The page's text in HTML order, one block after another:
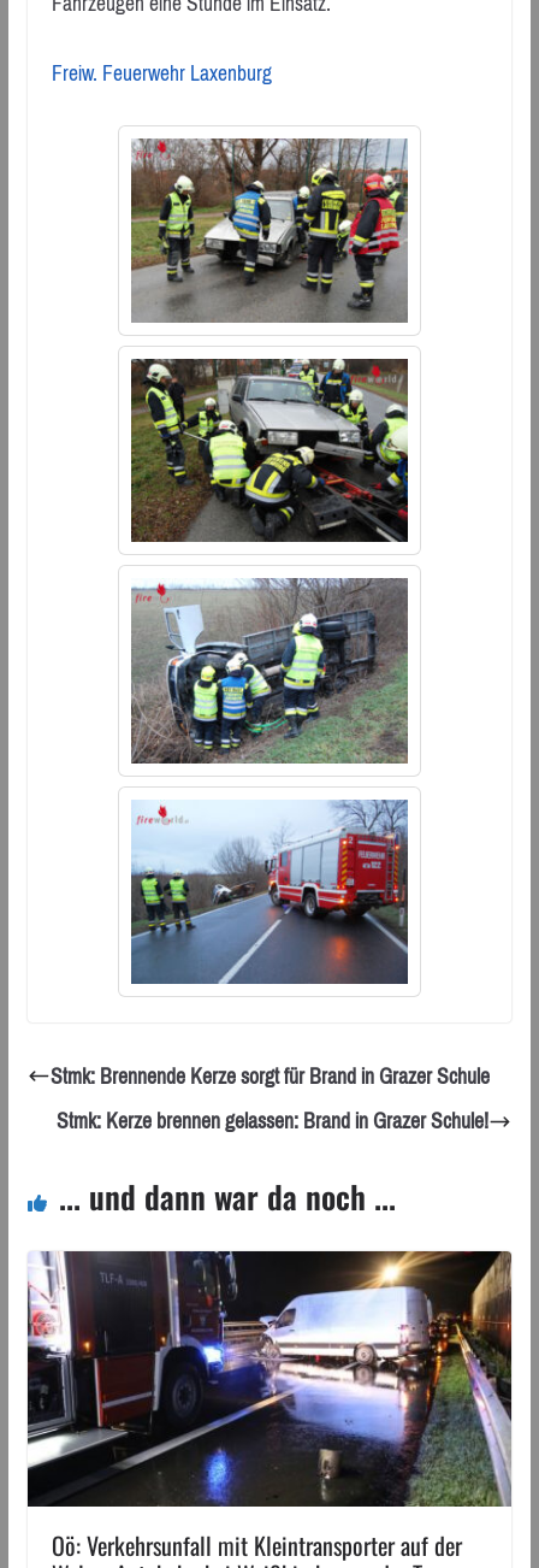
Freiw. Feuerwehr Laxenburg
Stmk: Brennende Kerze sorgt für Brand in Grazer Schule
Stmk: Kerze brennen gelassen: Brand in Grazer Schule!
... und dann war da noch ...
Oö: Verkehrsunfall mit Kleintransporter auf der